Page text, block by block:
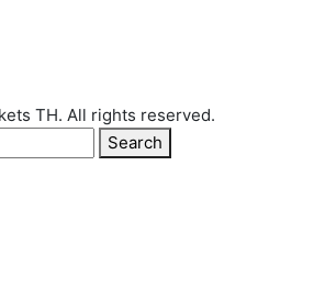
TH. All rights reserved.
Search